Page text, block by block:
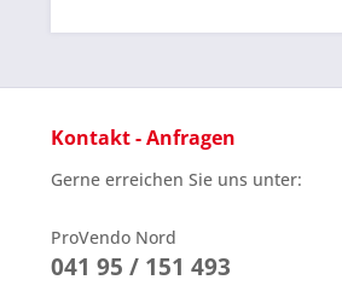
Kontakt - Anfragen
Gerne erreichen Sie uns unter:
ProVendo Nord
041 95 / 151 493